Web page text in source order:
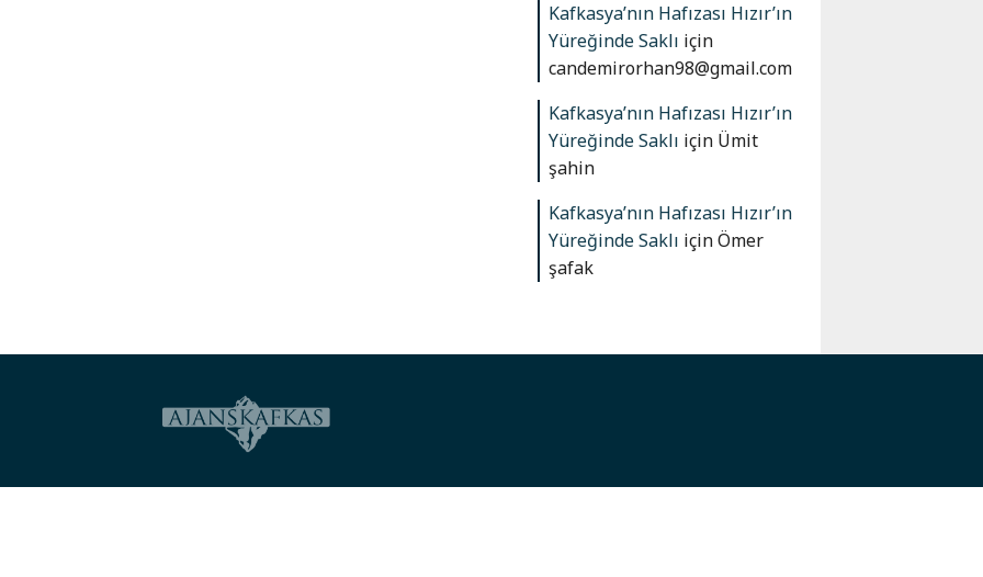
Kafkasya’nın Hafızası Hızır’ın
Yüreğinde Saklı için
candemirorhan98@gmail.com
Kafkasya’nın Hafızası Hızır’ın
Yüreğinde Saklı için Ümit
şahin
Kafkasya’nın Hafızası Hızır’ın
Yüreğinde Saklı içinÖmer
şafak